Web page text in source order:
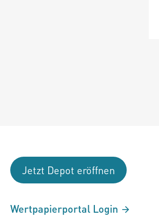
Jetzt Depot eröffnen
Wertpapierportal Login